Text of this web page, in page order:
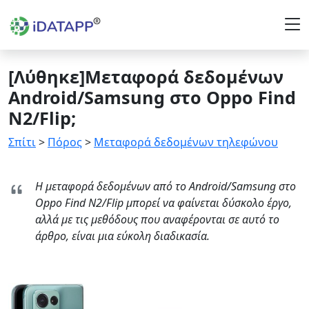
[Λύθηκε]Μεταφορά δεδομένων
Android/Samsung στο Oppo Find
N2/Flip;
Σπίτι> Πόρος> Μεταφορά δεδομένων τηλεφώνου
Η μεταφορά δεδομένων από το Android/Samsung στο
Oppo Find N2/Flip μπορεί να φαίνεται δύσκολο έργο,
αλλά με τις μεθόδους που αναφέρονται σε αυτό το
άρθρο, είναι μια εύκολη διαδικασία.